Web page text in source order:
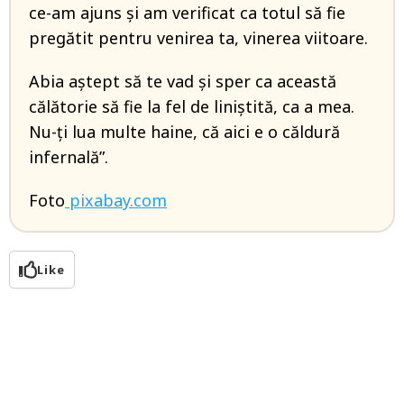
ce-am ajuns și am verificat ca totul să fie
pregătit pentru venirea ta, vinerea viitoare.
Abia aștept să te vad și sper ca această
călătorie să fie la fel de liniștită, ca a mea.
Nu-ți lua multe haine, că aici e o căldură
infernală”.
Foto pixabay.com
Like